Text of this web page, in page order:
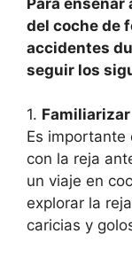
del coche de
accidentes
seguir los
1.
Es importante
con la reja
un viaje en
explorar la
caricias y